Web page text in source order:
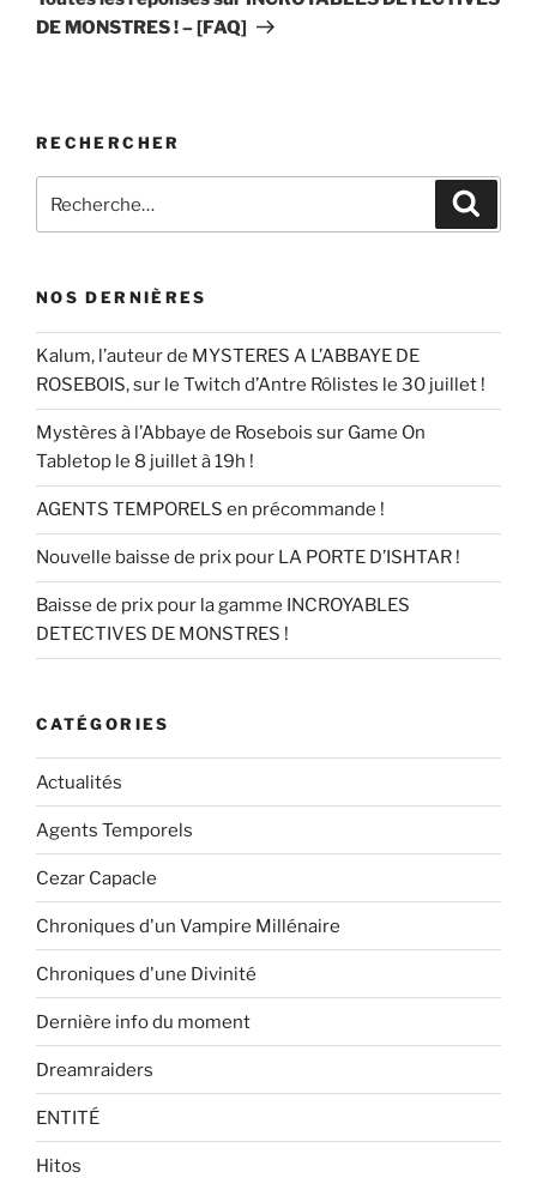
DE MONSTRES ! – [FAQ]
RECHERCHER
pour
NOS DERNIÈRES
Kalum, l’auteur de MYSTERES A L’ABBAYE DE
ROSEBOIS, sur le Twitch d’Antre Rôlistes le 30 juillet !
Mystères à l’Abbaye de Rosebois sur Game On
Tabletop le 8 juillet à 19h !
AGENTS TEMPORELS en précommande !
Nouvelle baisse de prix pour LA PORTE D’ISHTAR !
Baisse de prix pour la gamme INCROYABLES
DETECTIVES DE MONSTRES !
CATÉGORIES
Actualités
Agents Temporels
Cezar Capacle
Chroniques d'un Vampire Millénaire
Chroniques d'une Divinité
Dernière info du moment
Dreamraiders
ENTITÉ
Hitos